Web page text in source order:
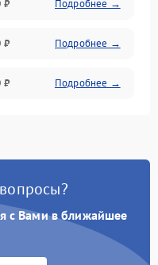
₽ Подробнее →
₽ Подробнее →
₽ Подробнее →
с Вами в ближайшее